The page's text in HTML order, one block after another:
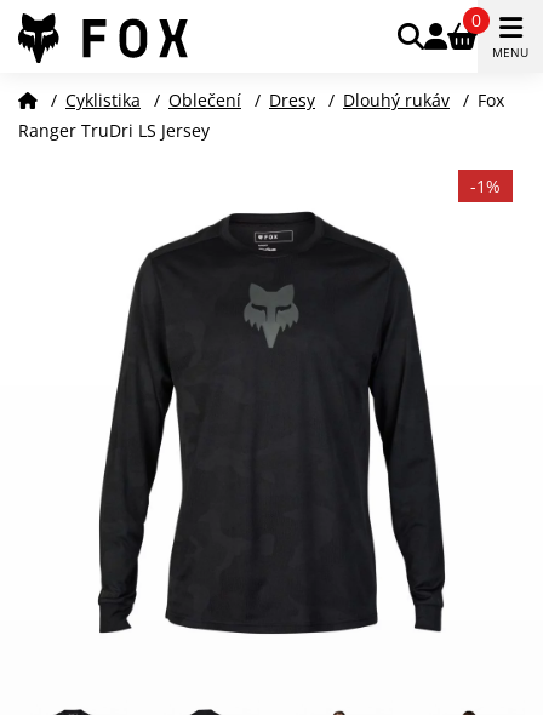
0
MENU
/ Cyklistika / Oblečení / Dresy / Dlouhý rukáv / Fox
Ranger TruDri LS Jersey
-1%